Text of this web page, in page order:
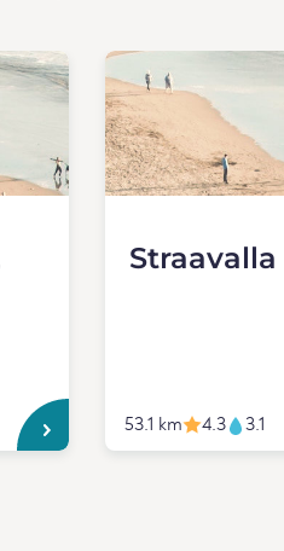
Straavalla
53.1 km 4.3 3.1